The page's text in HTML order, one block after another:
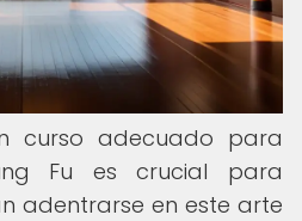
curso adecuado para
Fu es crucial para
adentrarse en este arte